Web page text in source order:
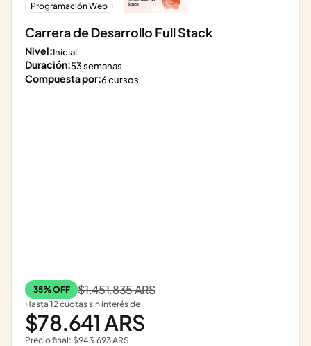
Programación Web
Carrera de Desarrollo Full Stack
Nivel:Inicial
Duración:53 semanas
Compuesta por:6 cursos
35% OFF $1.451.835 ARS
Hasta 12 cuotas sin interés de
$78.641 ARS
Precio final: $943.693 ARS